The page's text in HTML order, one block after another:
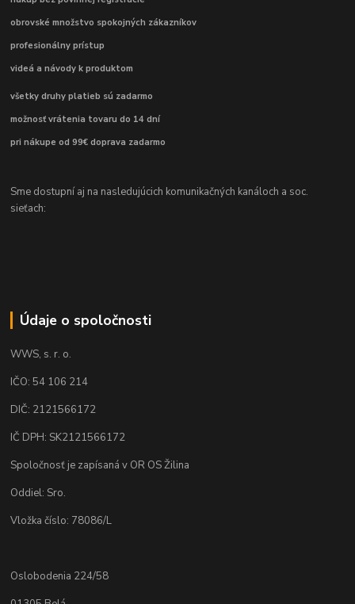
obrovské množstvo spokojných zákazníkov
profesionálny prístup
videá a návody k produktom
všetky druhy platieb sú zadarmo
možnosť vrátenia tovaru do 14 dní
pri nákupe od 99€ doprava zadarmo
Sme dostupní aj na nasledujúcich komunikačných kanáloch a soc.
sieťach:
Údaje o spoločnosti
WWS, s. r. o.
IČO: 54 106 214
DIČ: 2121566172
IČ DPH: SK2121566172
Spoločnosť je zapísaná v OR OS Žilina
Oddiel: Sro.
Vložka číslo: 78086/L
Oslobodenia 224/58